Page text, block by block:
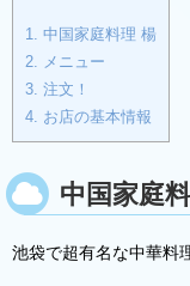
1.
中国家庭料理 楊
2.
メニュー
3. 注文！
4. お店の基本情報
中国家庭
池袋で超有名な中華料